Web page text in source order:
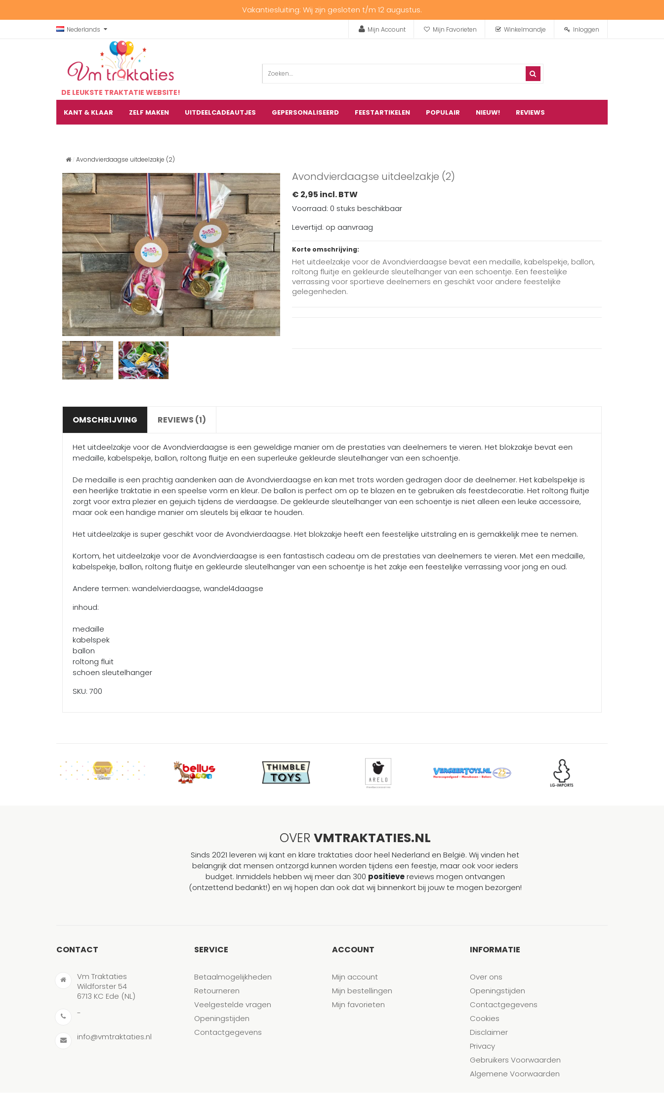
Vakantiesluiting: Wij zijn gesloten t/m 12 augustus.
Nederlands Mijn Account Mijn Favorieten Winkelmandje Inloggen
DE LEUKSTE TRAKTATIE WEBSITE!
KANT & KLAAR ZELF MAKEN UITDEELCADEAUTJES GEPERSONALISEERD FEESTARTIKELEN POPULAIR NIEUW! REVIEWS
Avondvierdaagse uitdeelzakje (2)
Avondvierdaagse uitdeelzakje (2)
€ 2,95 incl. BTW
Voorraad: 0 stuks beschikbaar
Levertijd: op aanvraag
Korte omschrijving:
Het uitdeelzakje voor de Avondvierdaagse bevat een medaille, kabelspekje, ballon,
roltong fluitje en gekleurde sleutelhanger van een schoentje. Een feestelijke
verrassing voor sportieve deelnemers en geschikt voor andere feestelijke
gelegenheden.
OMSCHRIJVING REVIEWS (1)
Het uitdeelzakje voor de Avondvierdaagse is een geweldige manier om de prestaties van deelnemers te vieren. Het blokzakje bevat een
medaille, kabelspekje, ballon, roltong fluitje en een superleuke gekleurde sleutelhanger van een schoentje.
De medaille is een prachtig aandenken aan de Avondvierdaagse en kan met trots worden gedragen door de deelnemer. Het kabelspekje is
een heerlijke traktatie in een speelse vorm en kleur. De ballon is perfect om op te blazen en te gebruiken als feestdecoratie. Het roltong fluitje
zorgt voor extra plezier en gejuich tijdens de vierdaagse. De gekleurde sleutelhanger van een schoentje is niet alleen een leuke accessoire,
maar ook een handige manier om sleutels bij elkaar te houden.
Het uitdeelzakje is super geschikt voor de Avondvierdaagse. Het blokzakje heeft een feestelijke uitstraling en is gemakkelijk mee te nemen.
Kortom, het uitdeelzakje voor de Avondvierdaagse is een fantastisch cadeau om de prestaties van deelnemers te vieren. Met een medaille,
kabelspekje, ballon, roltong fluitje en gekleurde sleutelhanger van een schoentje is het zakje een feestelijke verrassing voor jong en oud.
Andere termen: wandelvierdaagse, wandel4daagse
inhoud:
medaille
kabelspek
ballon
roltong fluit
schoen sleutelhanger
SKU: 700
OVER VMTRAKTATIES.NL
Sinds 2021 leveren wij kant en klare traktaties door heel Nederland en België. Wij vinden het
belangrijk dat mensen ontzorgd kunnen worden tijdens een feestje, maar ook voor ieders
budget. Inmiddels hebben wij meer dan 300 positievereviews mogen ontvangen
(ontzettend bedankt!) en wij hopen dan ook dat wij binnenkort bij jouw te mogen bezorgen!
CONTACT
Vm Traktaties
Wildforster 54
6713 KC Ede (NL)
-
info@vmtraktaties.nl
SERVICE
Betaalmogelijkheden
Retourneren
Veelgestelde vragen
Openingstijden
Contactgegevens
ACCOUNT
Mijn account
Mijn bestellingen
Mijn favorieten
INFORMATIE
Over ons
Openingstijden
Contactgegevens
Cookies
Disclaimer
Privacy
Gebruikers Voorwaarden
Algemene Voorwaarden